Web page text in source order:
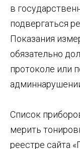
в
подвергаться
Показания
обязательно
протоколе или
Список
мерить
реестре сайта